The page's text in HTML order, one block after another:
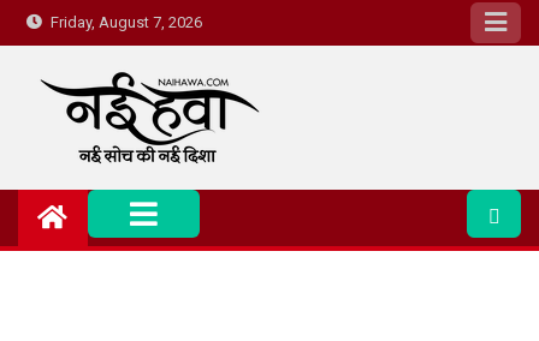
Friday, August 7, 2026
Nai Hawa